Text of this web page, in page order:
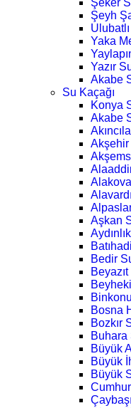
Şeker
Şeyh
Yaka
Yazır
Akabe
Su Kaçağı
Konya
Akabe
Akşehir
Aşkan
Bedir
Bosna
Bozkır
Buhara
Büyük
Büyük
Büyük